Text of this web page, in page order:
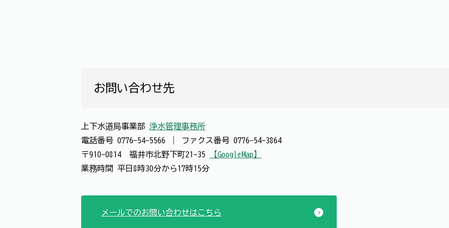
お問い合わせ先
上下水道局事業部 浄水管理事務所
電話番号 0776-54-5566 ファクス番号 0776-54-3864
〒910-0814 福井市北野下町21-35
【GoogleMap】
業務時間 平日8時30分から17時15分
メールでのお問い合わせはこちら